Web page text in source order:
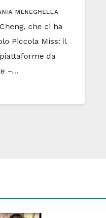
MENEGHELLA
che ci ha
Piccola Miss: il
da
–…